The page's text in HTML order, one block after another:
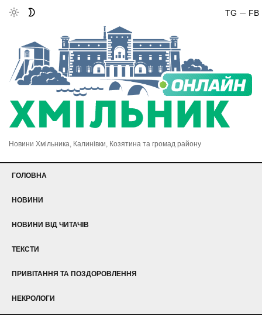
FB
TG
Новини Хмільника, Калинівки, Козятина та громад району
ГОЛОВНА
НОВИНИ
НОВИНИ ВІД ЧИТАЧІВ
ТЕКСТИ
ПРИВІТАННЯ ТА ПОЗДОРОВЛЕННЯ
НЕКРОЛОГИ